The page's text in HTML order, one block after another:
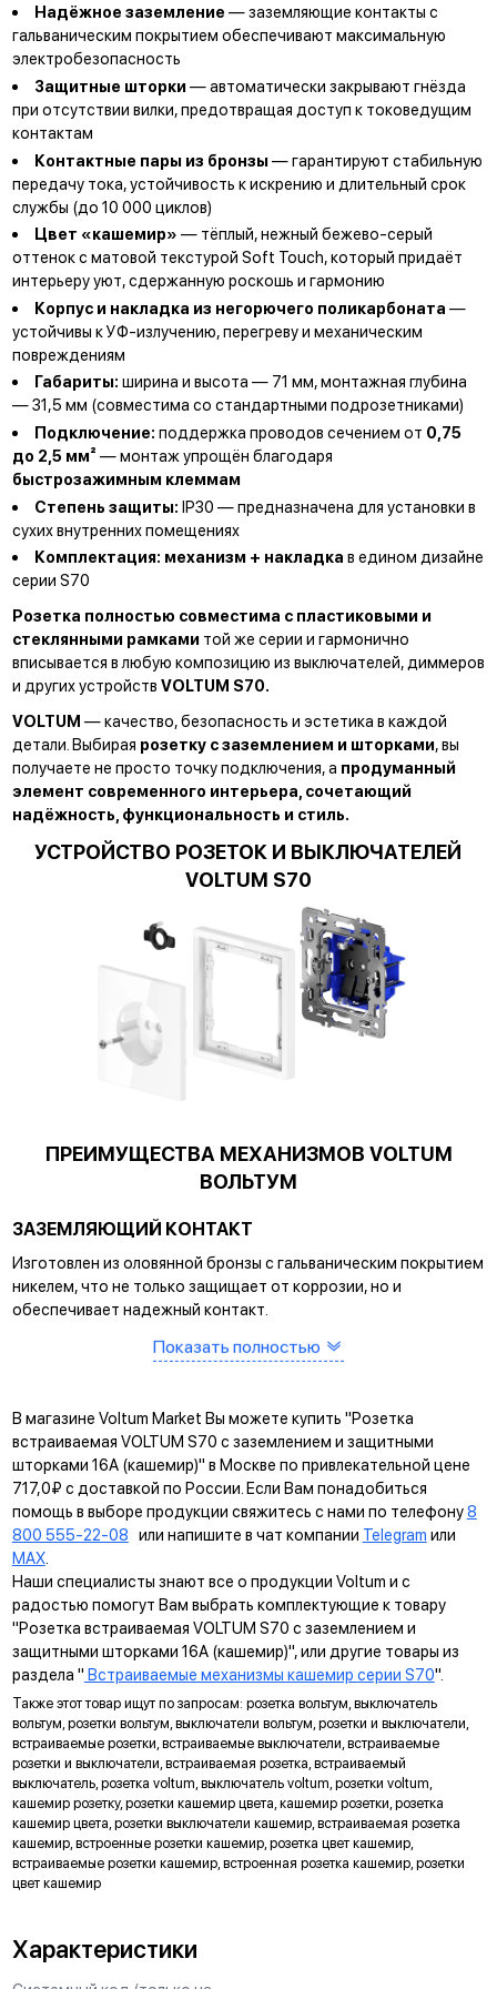
Надёжное заземление — заземляющие контакты с
гальваническим покрытием обеспечивают максимальную
электробезопасность
Защитные шторки — автоматически закрывают гнёзда
при отсутствии вилки, предотвращая доступ к токоведущим
контактам
Контактные пары из бронзы — гарантируют стабильную
передачу тока, устойчивость к искрению и длительный срок
службы (до 10 000 циклов)
Цвет «кашемир» — тёплый, нежный бежево-серый
оттенок с матовой текстурой Soft Touch, который придаёт
интерьеру уют, сдержанную роскошь и гармонию
Корпус и накладка из негорючего поликарбоната —
устойчивы к УФ-излучению, перегреву и механическим
повреждениям
Габариты: ширина и высота — 71 мм, монтажная глубина
— 31,5 мм (совместима со стандартными подрозетниками)
Подключение: поддержка проводов сечением от 0,75
до 2,5 мм² — монтаж упрощён благодаря
быстрозажимным клеммам
Степень защиты: IP30 — предназначена для установки в
сухих внутренних помещениях
Комплектация: механизм + накладка в едином дизайне
серии S70
Розетка полностью совместима с пластиковыми и
стеклянными рамками той же серии и гармонично
вписывается в любую композицию из выключателей, диммеров
и других устройств VOLTUM S70.
VOLTUM — качество, безопасность и эстетика в каждой
детали. Выбирая розетку с заземлением и шторками, вы
получаете не просто точку подключения, а продуманный
элемент современного интерьера, сочетающий
надёжность, функциональность и стиль.
УСТРОЙСТВО РОЗЕТОК И ВЫКЛЮЧАТЕЛЕЙ
VOLTUM S70
ПРЕИМУЩЕСТВА МЕХАНИЗМОВ VOLTUM
ВОЛЬТУМ
ЗАЗЕМЛЯЮЩИЙ КОНТАКТ
Изготовлен из оловянной бронзы с гальваническим покрытием
никелем, что не только защищает от коррозии, но и
обеспечивает надежный контакт.
САМОЗАЖИМНЫЕ КЛЕММЫ
КРЕПЛЕНИЕ EASY CLICK
Обеспечивает быстрое и легкое соединение механизма с
рамкой. Восемь фиксаторов по периметру нивелируют
неровности стены и надежно удерживают конструкцию.
УНИВЕРСАЛЬНЫЙ МОНТАЖ
Суппорт поддерживает установку механизма в
многопостовые рамки как по горизонтали, так и по вертикали.
ДИАГОНАЛЬНЫЕ ОТВЕРСТИЯ СУППОРТА
Предназначены для удобного крепления механизмов в
нестандартных условиях, не требующих применения
подрозетников.
МАРКИРОВКА
Метка для точного определения длины зачистки изоляции
проводов, упрощающая и ускоряющая процесс монтажа.
АНКЕРНОЕ КРЕПЛЕНИЕ
ЗАЩИТА
Показать полностью
В магазине Voltum Market Вы можете купить "Розетка
встраиваемая VOLTUM S70 с заземлением и защитными
шторками 16А (кашемир)" в Москве по привлекательной цене
717,0₽ с доставкой по России. Если Вам понадобиться
помощь в выборе продукции свяжитесь с нами по телефону8
800 555-22-08 или напишите в чат компании Telegram или
MAX.
Наши специалисты знают все о продукции Voltum и с
радостью помогут Вам выбрать комплектующие к товару
"Розетка встраиваемая VOLTUM S70 с заземлением и
защитными шторками 16А (кашемир)", или другие товары из
раздела " Встраиваемые механизмы кашемир серии S70".
Также этот товар ищут по запросам: розетка вольтум, выключатель
вольтум, розетки вольтум, выключатели вольтум, розетки и выключатели,
встраиваемые розетки, встраиваемые выключатели, встраиваемые
розетки и выключатели, встраиваемая розетка, встраиваемый
выключатель, розетка voltum, выключатель voltum, розетки voltum,
кашемир розетку, розетки кашемир цвета, кашемир розетки, розетка
кашемир цвета, розетки выключатели кашемир, встраиваемая розетка
кашемир, встроенные розетки кашемир, розетка цвет кашемир,
встраиваемые розетки кашемир, встроенная розетка кашемир, розетки
цвет кашемир
Характеристики